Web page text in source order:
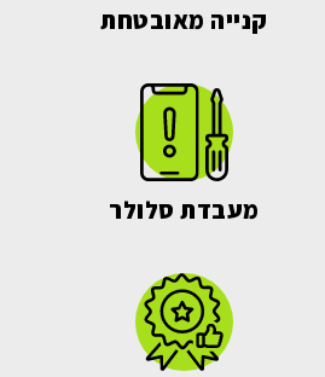
קנייה מאובטחת
מעבדת סלולר